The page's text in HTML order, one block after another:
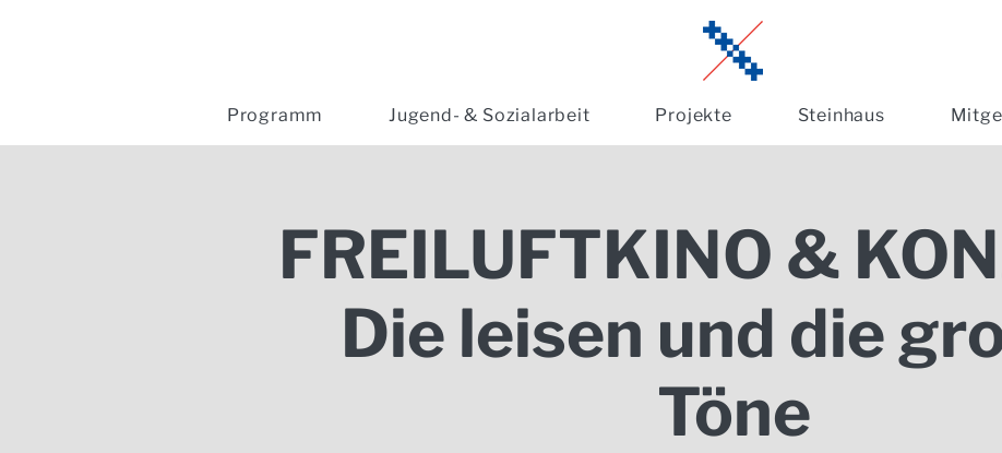
Programm Jugend- & Sozialarbeit Projekte Steinhaus
FREILUFTKINO &
Die leisen und die
Töne